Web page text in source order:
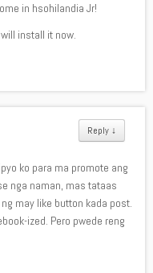
in hsohilandia Jr!
install it now.
Reply ↓
ko para ma promote ang
nga naman, mas tataas
may like button kada post.
ized. Pero pwede reng